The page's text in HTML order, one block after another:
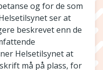
og for de som
ser at
beskrevet enn de
Helsetilsynet at
må på plass, for